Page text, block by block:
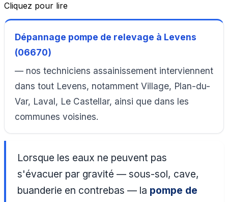
Cliquez pour lire
Dépannage pompe de relevage à Levens
(06670)
— nos techniciens assainissement interviennent
dans tout Levens, notamment Village, Plan-du-
Var, Laval, Le Castellar, ainsi que dans les
communes voisines.
Lorsque les eaux ne peuvent pas
s'évacuer par gravité — sous-sol, cave,
buanderie en contrebas — la pompe de